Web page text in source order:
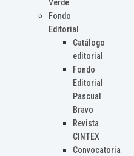
Verde
Fondo
Editorial
Catálogo
editorial
Fondo
Editorial
Pascual
Bravo
Revista
CINTEX
Convocatoria